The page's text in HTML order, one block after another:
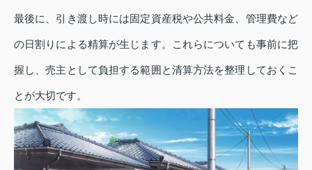
最後に、引き渡し時には固定資産税や公共料金、管理費など
の日割りによる精算が生じます。これらについても事前に把
握し、売主として負担する範囲と清算方法を整理しておくこ
とが大切です。